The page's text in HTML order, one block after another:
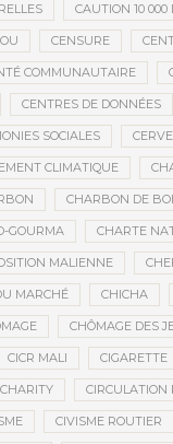
CAUTION 10 000
CENSURE
COMMUNAUTAIRE
CENTRES DE DONNÉES
SOCIALES
CLIMATIQUE
CHARBON DE
GOURMA CHARTE
MALIENNE
MARCHÉ CHICHA
CHÔMAGE DES
CICR MALI CIGARETTE
CIRCULATION
CIVISME ROUTIER